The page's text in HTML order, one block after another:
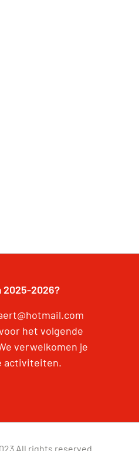
2026?
het volgende
verwelkomen je
activiteiten.
All rights reserved